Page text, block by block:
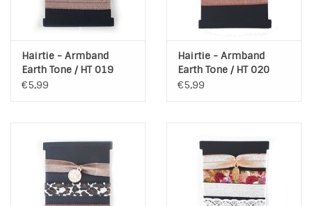
Hairtie - Armband
Earth Tone / HT 019
€5,99
Hairtie - Armband
Earth Tone / HT 020
€5,99